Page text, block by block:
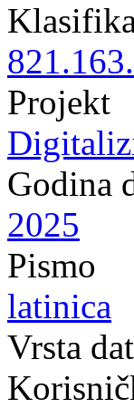
Projekt
Godina
2025
Pismo
latinica
Vrsta